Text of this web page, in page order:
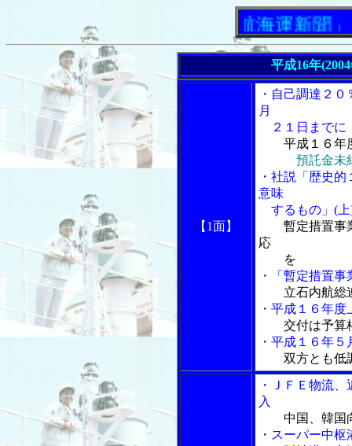
「内航海運新聞」ニュ
平成16年
【1面】
・自己調達２
月
２１日までに
平成１６年
預託金未
・社説「歴史
意味
するもの」(上
暫定措置事
応
を
・「暫定措置
立石内航総
・平成１６年
交付は予算
・平成１６年
双方とも低
・ＪＦＥ物流
入
中国、韓国
・スーパー中